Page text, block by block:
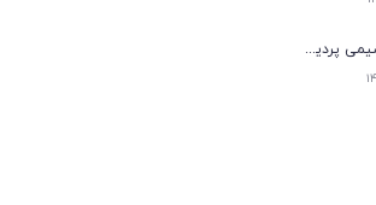
فازهای ۱ و ۲ پتروشیمی پردیس با ۸۵ درصد ظرفیت به مدار تولید بازگشتند